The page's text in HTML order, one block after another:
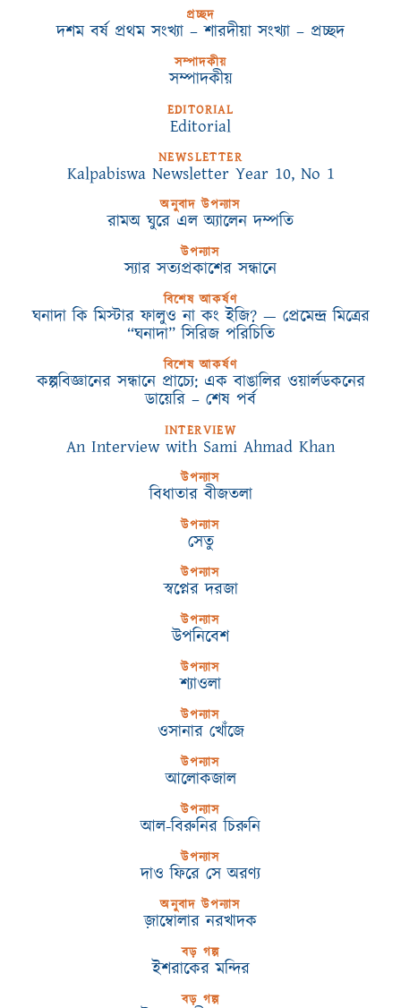
প্রচ্ছদ
দশম বর্ষ প্রথম সংখ্যা – শারদীয়া সংখ্যা – প্রচ্ছদ
সম্পাদকীয়
সম্পাদকীয়
EDITORIAL
Editorial
NEWSLETTER
Kalpabiswa Newsletter Year 10, No 1
অনুবাদ উপন্যাস
রামঅ ঘুরে এল অ্যালেন দম্পতি
উপন্যাস
স্যার সত্যপ্রকাশের সন্ধানে
বিশেষ আকর্ষণ
ঘনাদা কি মিস্টার ফালুও না কং ইজি? — প্রেমেন্দ্র মিত্রের
“ঘনাদা” সিরিজ পরিচিতি
বিশেষ আকর্ষণ
কল্পবিজ্ঞানের সন্ধানে প্রাচ্যে: এক বাঙালির ওয়ার্লডকনের
ডায়েরি – শেষ পর্ব
INTERVIEW
An Interview with Sami Ahmad Khan
উপন্যাস
বিধাতার বীজতলা
উপন্যাস
সেতু
উপন্যাস
স্বপ্নের দরজা
উপন্যাস
উপনিবেশ
উপন্যাস
শ্যাওলা
উপন্যাস
ওসানার খোঁজে
উপন্যাস
আলোকজাল
উপন্যাস
আল-বিরুনির চিরুনি
উপন্যাস
দাও ফিরে সে অরণ্য
অনুবাদ উপন্যাস
জ়াম্বোলার নরখাদক
বড় গল্প
ইশরাকের মন্দির
বড় গল্প